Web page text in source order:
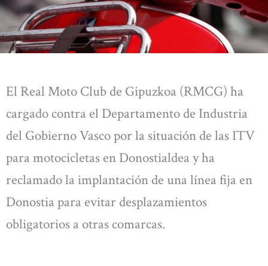
El Real Moto Club de Gipuzkoa (RMCG) ha
cargado contra el Departamento de Industria
del Gobierno Vasco por la situación de las ITV
para motocicletas en Donostialdea y ha
reclamado la implantación de una línea fija en
Donostia para evitar desplazamientos
obligatorios a otras comarcas.